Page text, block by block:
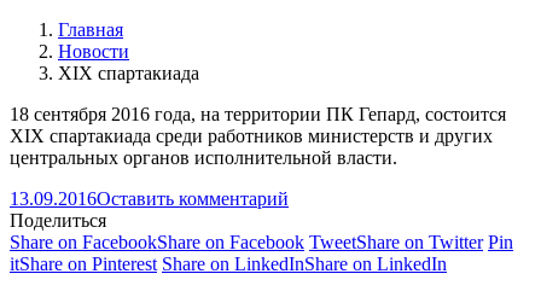
Главная
Новости
XIX спартакиада
18 сентября 2016 года, на территории ПК Гепард, состоится
XIX спартакиада среди работников министерств и других
центральных органов исполнительной власти.
13.09.2016Оставить комментарий
Поделиться
Share on FacebookShare on Facebook TweetShare on Twitter Pin
itShare on Pinterest Share on LinkedInShare on LinkedIn